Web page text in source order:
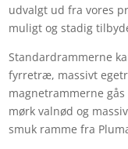
udvalgt ud fra vores
muligt og stadig
Standardrammerne
fyrretræ, massivt
magnetrammerne
mørk valnød og
smuk ramme fra